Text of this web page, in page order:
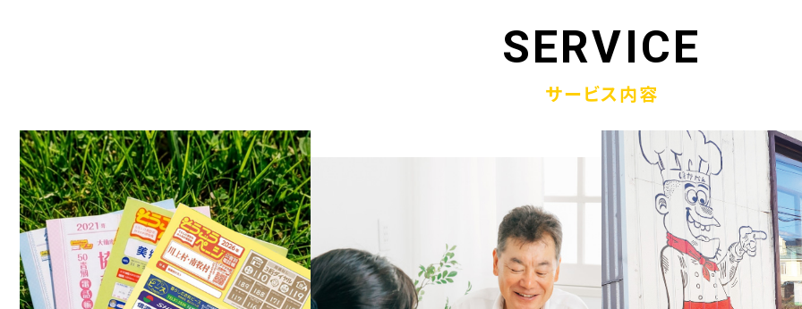
「ウラオモテのある電話帳」がメディアに紹介されまし
SERVICE
サービス内容